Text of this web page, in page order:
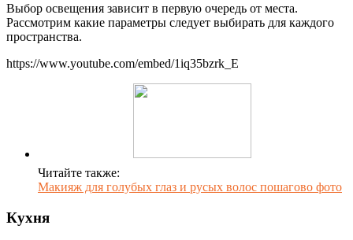
Выбор освещения зависит в первую очередь от места.
Рассмотрим какие параметры следует выбирать для каждого
пространства.
https://www.youtube.com/embed/1iq35bzrk_E
Читайте также:
Макияж для голубых глаз и русых волос пошагово фото
Кухня